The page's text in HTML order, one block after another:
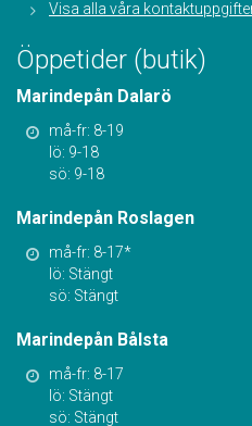
Visa alla våra
Öppetider (butik)
Marindepån Dalarö
må-fr: 8-19
lö: 9-18
sö: 9-18
Marindepån Roslagen
må-fr: 8-17*
lö: Stängt
sö: Stängt
Marindepån Bålsta
må-fr: 8-17
lö: Stängt
sö: Stängt